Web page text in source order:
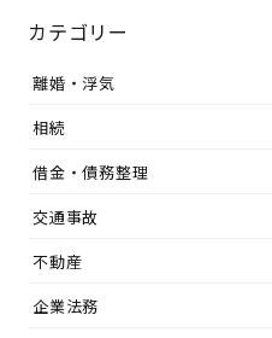
カテゴリー
離婚・浮気
相続
借金・債務整理
交通事故
不動産
企業法務